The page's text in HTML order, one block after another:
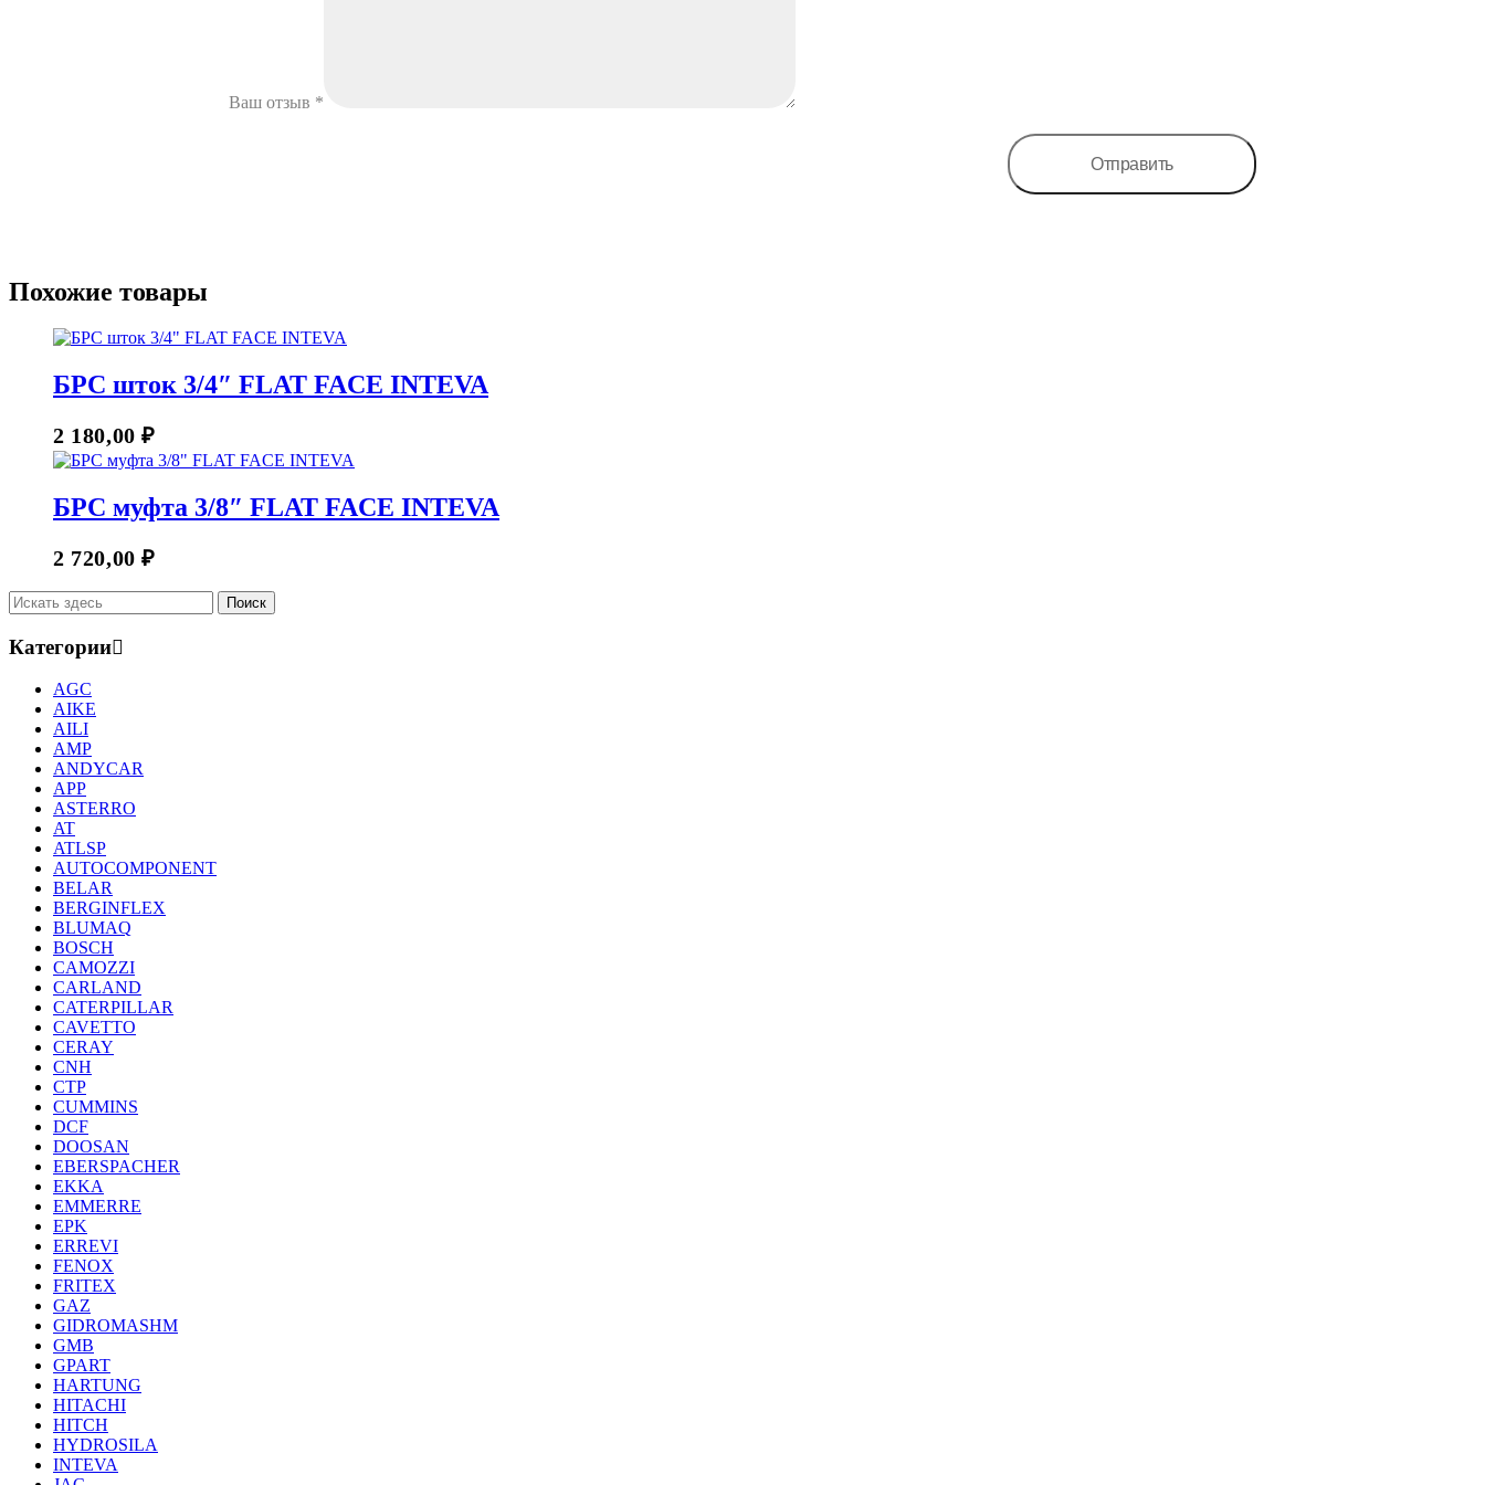
Ваш отзыв *
Похожие товары
БРС шток 3/4″ FLAT FACE INTEVA
2 180,00₽
БРС муфта 3/8″ FLAT FACE INTEVA
2 720,00₽
Категории
AGC
AIKE
AILI
AMP
ANDYCAR
APP
ASTERRO
AT
ATLSP
AUTOCOMPONENT
BELAR
BERGINFLEX
BLUMAQ
BOSCH
CAMOZZI
CARLAND
CATERPILLAR
CAVETTO
CERAY
CNH
CTP
CUMMINS
DCF
DOOSAN
EBERSPACHER
EKKA
EMMERRE
EPK
ERREVI
FENOX
FRITEX
GAZ
GIDROMASHM
GMB
GPART
HARTUNG
HITACHI
HITCH
HYDROSILA
INTEVA